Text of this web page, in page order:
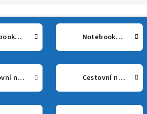
Notebooky 14" Notebooky 15" a více
Pracovní notebooky Cestovní notebooky